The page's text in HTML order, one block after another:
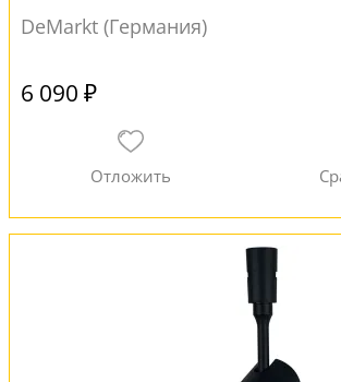
DeMarkt (Германия)
6 090 ₽